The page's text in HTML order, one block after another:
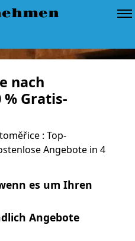
nach
Gratis-
: Top-
Angebote in 4
es um Ihren
Angebote